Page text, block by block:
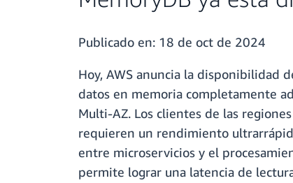
Publicado en: 18 de oct de 2024
Hoy, AWS anuncia la disponibilidad
datos en memoria completamente
Multi-AZ. Los clientes de las
requieren un rendimiento
entre microservicios y el
permite lograr una latencia de